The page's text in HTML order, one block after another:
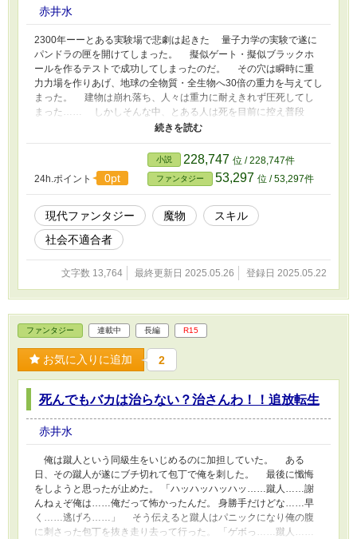
赤井水
2300年ーーとある実験場で悲劇は起きた 量子力学の実験で遂に
パンドラの匣を開けてしまった。 擬似ゲート・擬似ブラックホ
ールを作るテストで成功してしまったのだ。 その穴は瞬時に重
力力場を作りあげ、地球の全物質・全生物へ30倍の重力を与えてし
まった。 建物は崩れ落ち、人々は重力に耐えきれず圧死してし
まった…… しかしそんな中、とある人は死を目前に控え普段
30%しか使っていない脳の可動領域の残り70%から 火事場の馬
鹿力を発揮し特殊な能力を発現や行使して生き残った者達が現れ
た。 それから人々の生活は激変しゲートからは魔物と名付けら
れた化け物から糧を得て生活する強者が生まれた。 日本最強の
クラングローリーのクランマスターである両親を持つレスト。
そんなある日、両親が攻略中だったゲートが消失した。 誰一人
も帰らず……レストは絶望した。 しかし、生き残る為には働く
しか無いと社会を拒絶して引きこもっていた学歴無し職歴無しの少
年は唯一の道である両親と同じ道を選ぶしかなかった。 初めて
魔力が入らない！？ 魔力無しの謎の初期スキルを得た少年はこ
24h.ポイント 0pt
小説 228,747 位 / 228,747件
ファンタジー 53,297 位 / 53,297件
現代ファンタジー 魔物
スキル
社会不適合者
文字数 13,764 最終更新日 2025.05.26 登録日 2025.05.22
ファンタジー 連載中 長編 R15
お気に入りに追加 2
死んでもバカは治らない？治さんわ！！追放転生
赤井水
俺は蹴人という同級生をいじめるのに加担していた。 ある
日、その蹴人が遂にブチ切れて包丁で俺を刺した。 最後に懺悔
をしようと思ったが止めた。 「ハッハッハッハッ……蹴人……謝
んねぇぞ俺は……俺だって怖かったんだ。 身勝手だけどな……早
く……逃げろ……」 そう伝えると蹴人はパニックになり俺の腹
に刺さった包丁を抜き走り去って行った。 「ゲボっ……蹴人……